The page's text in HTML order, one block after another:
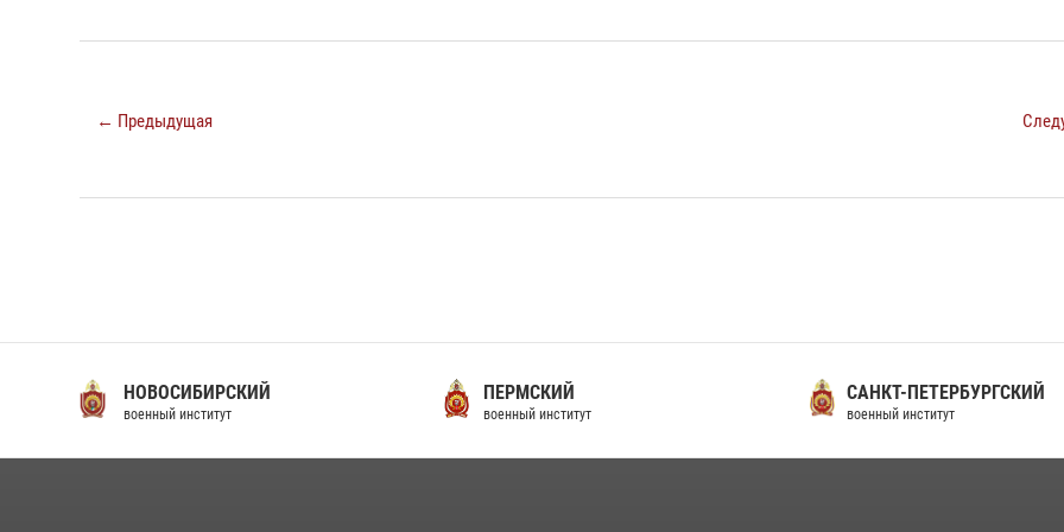
← Предыдущая
НОВОСИБИРСКИЙ
военный институт
ПЕРМСКИЙ
военный институт
САНКТ-ПЕТЕРБУРГСКИЙ
военный институт